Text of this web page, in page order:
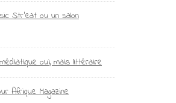
Str’eat ou un salon
oui, mais littéraire
Afrique Magazine